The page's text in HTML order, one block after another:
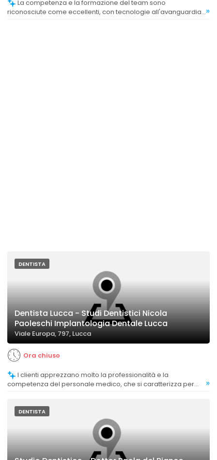
riconosciute come eccellenti, con tecnologie all'avanguardia »
DENTISTA
Dentista Lucca - Studi Dentistici Nicola
Paoleschi Implantologia Dentale Lucca
Viale Europa, 797, Lucca
Ora chiuso
competenza del personale medico, che si caratterizza per
»
DENTISTA